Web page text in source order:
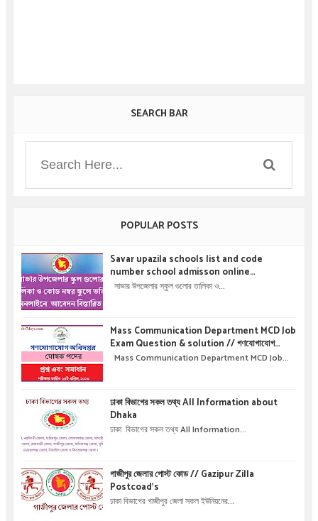
SEARCH BAR
POPULAR POSTS
Savar upazila schools list and code
number school admisson online
application details !! সাভার উপজেলার স্কুল গুলোর
সাভার উপজেলার স্কুল গুলোর তালিকা ও...
Mass Communication Department MCD Job
Exam Question & solution // গণযোগাযোগ
অধিদপ্তরে নিয়োগ পরীক্ষার প্রশ্ন এবং সমাধান
Mass Communication Department MCD Job...
ঢাকা বিভাগের সকল তথ্য All Information about
Dhaka
ঢাকা বিভাগের সকল তথ্য All Information...
গাজীপুর জেলার পোস্ট কোড // Gazipur Zilla
Postcoad's
ঢাকা বিভাগের গাজীপুর জেলা সকল ইউনিয়নের...